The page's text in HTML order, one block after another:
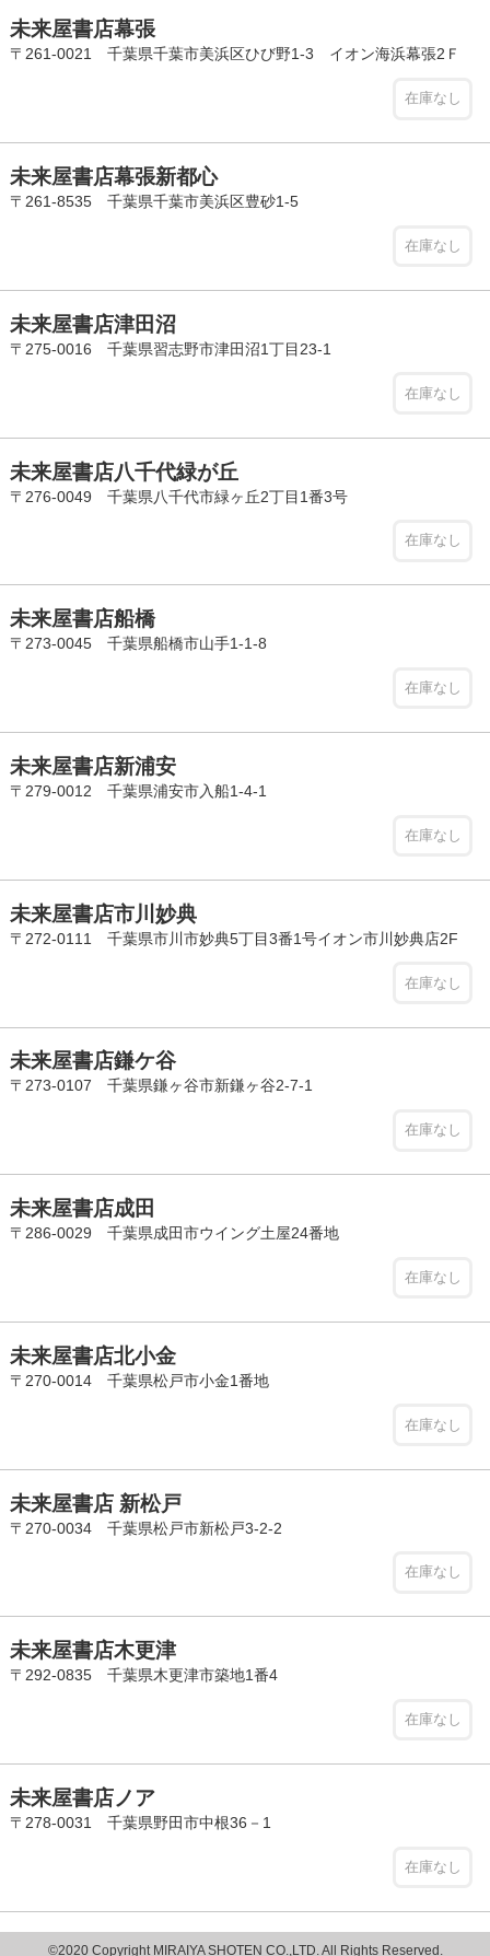
未来屋書店幕張
〒261-0021 千葉県千葉市美浜区ひび野1-3 イオン海浜幕張2Ｆ
在庫なし
未来屋書店幕張新都心
〒261-8535 千葉県千葉市美浜区豊砂1-5
在庫なし
未来屋書店津田沼
〒275-0016 千葉県習志野市津田沼1丁目23-1
在庫なし
未来屋書店八千代緑が丘
〒276-0049 千葉県八千代市緑ヶ丘2丁目1番3号
在庫なし
未来屋書店船橋
〒273-0045 千葉県船橋市山手1-1-8
在庫なし
未来屋書店新浦安
〒279-0012 千葉県浦安市入船1-4-1
在庫なし
未来屋書店市川妙典
〒272-0111 千葉県市川市妙典5丁目3番1号イオン市川妙典店2F
在庫なし
未来屋書店鎌ケ谷
〒273-0107 千葉県鎌ヶ谷市新鎌ヶ谷2-7-1
在庫なし
未来屋書店成田
〒286-0029 千葉県成田市ウイング土屋24番地
在庫なし
未来屋書店北小金
〒270-0014 千葉県松戸市小金1番地
在庫なし
未来屋書店 新松戸
〒270-0034 千葉県松戸市新松戸3-2-2
在庫なし
未来屋書店木更津
〒292-0835 千葉県木更津市築地1番4
在庫なし
未来屋書店ノア
〒278-0031 千葉県野田市中根36－1
在庫なし
©2020 Copyright MIRAIYA SHOTEN CO.,LTD. All Rights Reserved.